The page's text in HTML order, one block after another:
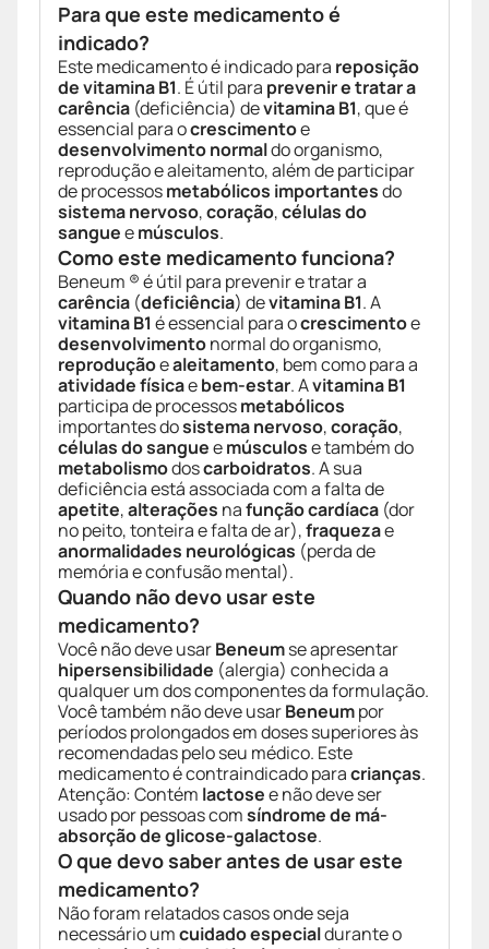
Para que este medicamento é
indicado?
Este medicamento é indicado para reposição
de vitamina B1. É útil para prevenir e tratar a
carência (deficiência) devitamina B1, que é
essencial para ocrescimentoe
desenvolvimento normaldo organismo,
reprodução e aleitamento, além de participar
de processosmetabólicos importantesdo
sistema nervoso,coração,células do
sangueemúsculos.
Como este medicamento funciona?
Beneum ® é útil para prevenir e tratar a
carência (deficiência) devitamina B1. A
vitamina B1 é essencial para ocrescimentoe
desenvolvimentonormal do organismo,
reproduçãoealeitamento, bem como para a
atividade físicaebem-estar. Avitamina B1
participa de processosmetabólicos
importantes dosistema nervoso,coração,
células do sangueemúsculose também do
metabolismodoscarboidratos. A sua
deficiência está associada com a falta de
apetite,alterações nafunção cardíaca (dor
no peito, tonteira e falta de ar),fraquezae
anormalidades neurológicas (perda de
memória e confusão mental).
Quando não devo usar este
medicamento?
Você não deve usarBeneumse apresentar
hipersensibilidade (alergia) conhecida a
qualquer um dos componentes da formulação.
Você também não deve usarBeneumpor
períodos prolongados em doses superiores às
recomendadas pelo seu médico. Este
medicamento é contraindicado paracrianças.
Atenção: Contém lactosee não deve ser
usado por pessoas comsíndrome de má-
absorção de glicose-galactose.
O que devo saber antes de usar este
medicamento?
Não foram relatados casos onde seja
necessário umcuidado especialdurante o